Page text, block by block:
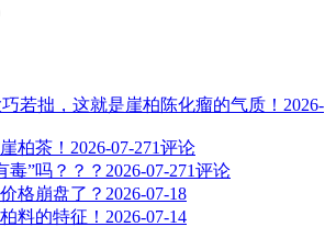
若拙，这就是崖柏陈化瘤的气质！ 2026-
柏茶！ 2026-07-271评论
毒”吗？？？ 2026-07-271评论
格崩盘了？ 2026-07-18
料的特征！ 2026-07-14